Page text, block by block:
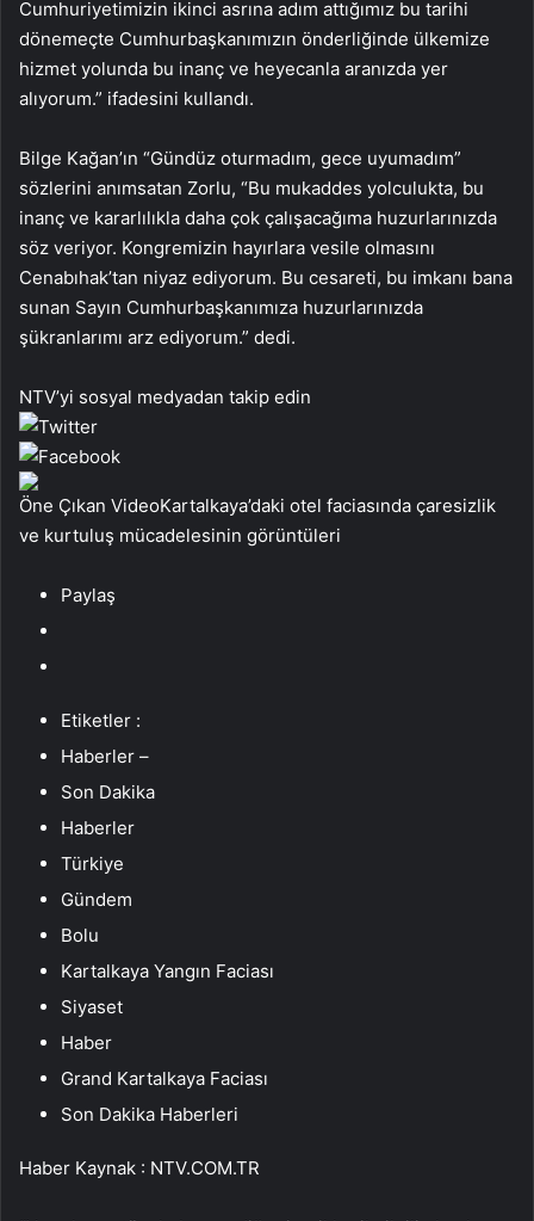
Cumhuriyetimizin ikinci asrına adım attığımız bu tarihi
dönemeçte Cumhurbaşkanımızın önderliğinde ülkemize
hizmet yolunda bu inanç ve heyecanla aranızda yer
alıyorum.” ifadesini kullandı.
Bilge Kağan’ın “Gündüz oturmadım, gece uyumadım”
sözlerini anımsatan Zorlu, “Bu mukaddes yolculukta, bu
inanç ve kararlılıkla daha çok çalışacağıma huzurlarınızda
söz veriyor. Kongremizin hayırlara vesile olmasını
Cenabıhak’tan niyaz ediyorum. Bu cesareti, bu imkanı bana
sunan Sayın Cumhurbaşkanımıza huzurlarınızda
şükranlarımı arz ediyorum.” dedi.
NTV’yi sosyal medyadan takip edin
Öne Çıkan VideoKartalkaya’daki otel faciasında çaresizlik
ve kurtuluş mücadelesinin görüntüleri
Paylaş
Etiketler :
Haberler –
Son Dakika
Haberler
Türkiye
Gündem
Bolu
Kartalkaya Yangın Faciası
Siyaset
Haber
Grand Kartalkaya Faciası
Son Dakika Haberleri
Haber Kaynak : NTV.COM.TR